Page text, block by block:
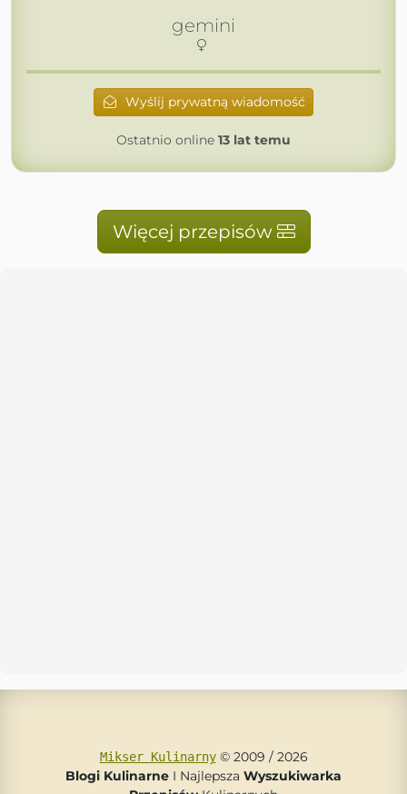
gemini
Wyślij prywatną wiadomość
Ostatnio online 13 lat temu
Więcej przepisów
Mikser Kulinarny© 2009 / 2026
Blogi Kulinarne I Najlepsza Wyszukiwarka